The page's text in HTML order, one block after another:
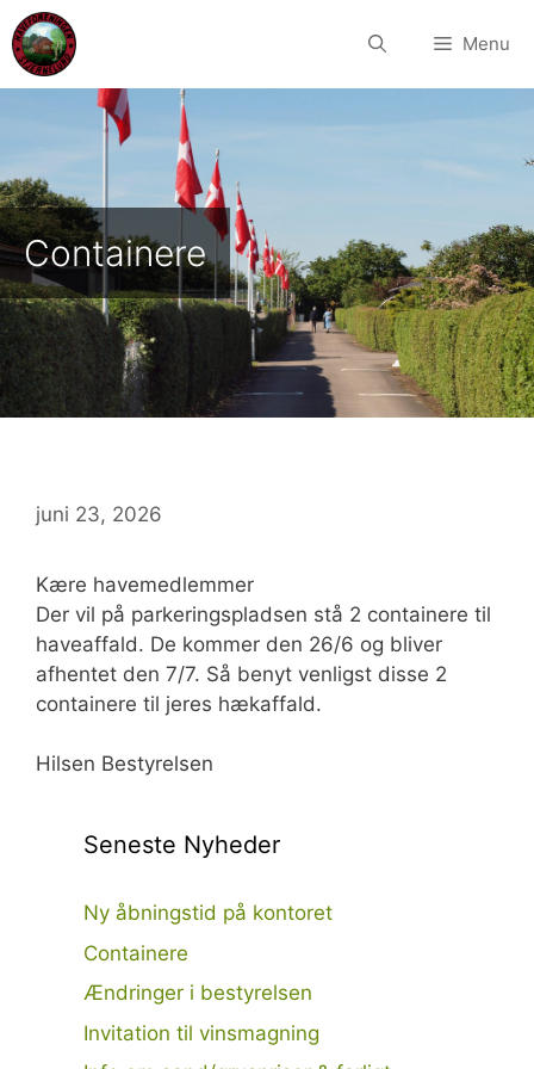
Hop
til
indhold
Menu
Containere
juni 23, 2026
Kære havemedlemmer
Der vil på parkeringspladsen stå 2 containere til
haveaffald. De kommer den 26/6 og bliver
afhentet den 7/7. Så benyt venligst disse 2
containere til jeres hækaffald.
Hilsen Bestyrelsen
Seneste Nyheder
Ny åbningstid på kontoret
Containere
Ændringer i bestyrelsen
Invitation til vinsmagning